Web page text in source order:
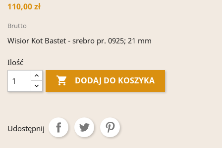
110,00 zł
Brutto
Wisior Kot Bastet - srebro pr. 0925; 21 mm
Ilość
 DODAJ DO KOSZYKA
Udostępnij